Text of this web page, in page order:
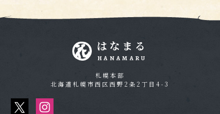
はなまる
HANAMARU
札幌本部
北海道札幌市西区西野2条2丁目4-3